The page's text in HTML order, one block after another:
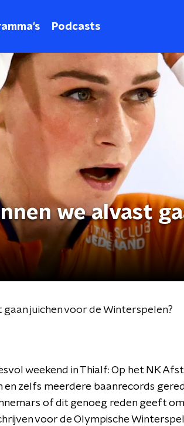
Podcasts
we alvast
juichen voor de Winterspelen?
weekend in Thialf: Op het NK
zelfs meerdere baanrecords
of dit genoeg reden geeft
voor de Olympische